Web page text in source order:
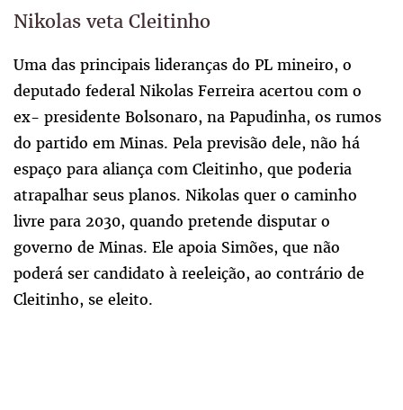
Nikolas veta Cleitinho
Uma das principais lideranças do PL mineiro, o
deputado federal Nikolas Ferreira acertou com o
ex- presidente Bolsonaro, na Papudinha, os rumos
do partido em Minas. Pela previsão dele, não há
espaço para aliança com Cleitinho, que poderia
atrapalhar seus planos. Nikolas quer o caminho
livre para 2030, quando pretende disputar o
governo de Minas. Ele apoia Simões, que não
poderá ser candidato à reeleição, ao contrário de
Cleitinho, se eleito.